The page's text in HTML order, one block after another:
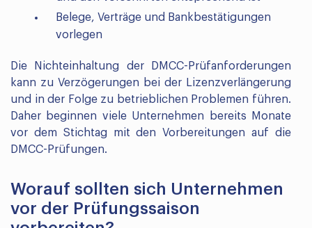
Belege, Verträge und Bankbestätigungen
vorlegen
Die Nichteinhaltung der DMCC-Prüfanforderungen
kann zu Verzögerungen bei der Lizenzverlängerung
und in der Folge zu betrieblichen Problemen führen.
Daher beginnen viele Unternehmen bereits Monate
vor dem Stichtag mit den Vorbereitungen auf die
DMCC-Prüfungen.
Worauf sollten sich Unternehmen
vor der Prüfungssaison